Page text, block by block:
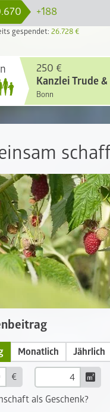
+188
gespendet:26.728 €
250 €
Kanzlei Trude
Bonn
Monatlich Jährlich
€
als Geschenk?